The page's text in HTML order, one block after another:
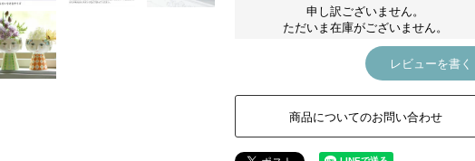
申し訳ございません。
ただいま在庫がございません。
レビューを書く
商品についてのお問い合わせ